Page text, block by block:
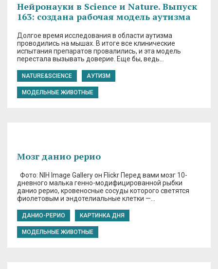
Нейронауки в Science и Nature. Выпуск
163: создана рабочая модель аутизма
Долгое время исследования в области аутизма
проводились на мышах. В итоге все клинические
испытания препаратов провалились, и эта модель
перестала вызывать доверие. Еще бы, ведь…
NATURE&SCIENCE АУТИЗМ
МОДЕЛЬНЫЕ ЖИВОТНЫЕ
Мозг данио рерио
Фото: NIH Image Gallery он Flickr Перед вами мозг 10-
дневного малька генно-модифицированной рыбки
данио рерио, кровеносные сосуды которого светятся
фиолетовым и эндотелиальные клетки —…
ДАНИО-РЕРИО КАРТИНКА ДНЯ
МОДЕЛЬНЫЕ ЖИВОТНЫЕ